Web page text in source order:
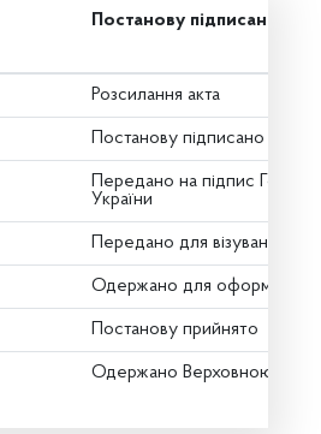
Постанову підписано
Розсилання акта
Постанову підписано
Передано на підпис Голові
України
Передано для візування в
Одержано для оформлення
Постанову прийнято
Одержано Верховною